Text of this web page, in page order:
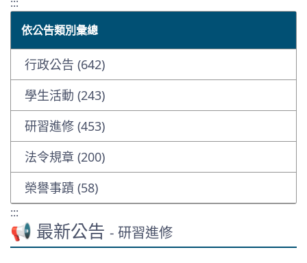
依公告類別彙總
行政公告 (642)
學生活動 (243)
研習進修 (453)
法令規章 (200)
榮譽事蹟 (58)
:::
📢 最新公告 - 研習進修